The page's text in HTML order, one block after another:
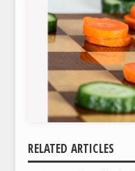
ΚΟΣΜΟΣ
ΕΙΔΗΣΕΙΣ
ΕΥΡΩΠΑΪΚΕΣ ΑΠΟΦΑΣΕΙΣ
ΘΕΜΑΤΑ
ΕΜΠΟΡΙΚΟΣ ΚΑΤΑΛΟΓΟΣ
RELATED ARTICLES